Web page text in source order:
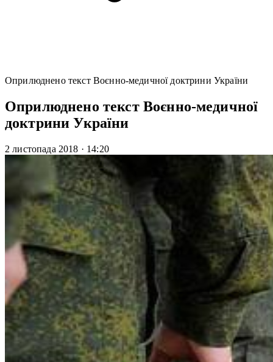
Оприлюднено текст Воєнно-медичної доктрини України
Оприлюднено текст Воєнно-медичної
доктрини України
2 листопада 2018 · 14:20